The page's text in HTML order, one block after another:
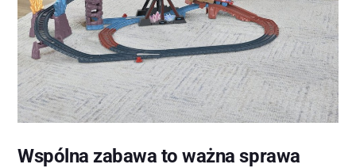
Wspólna zabawa to ważna sprawa